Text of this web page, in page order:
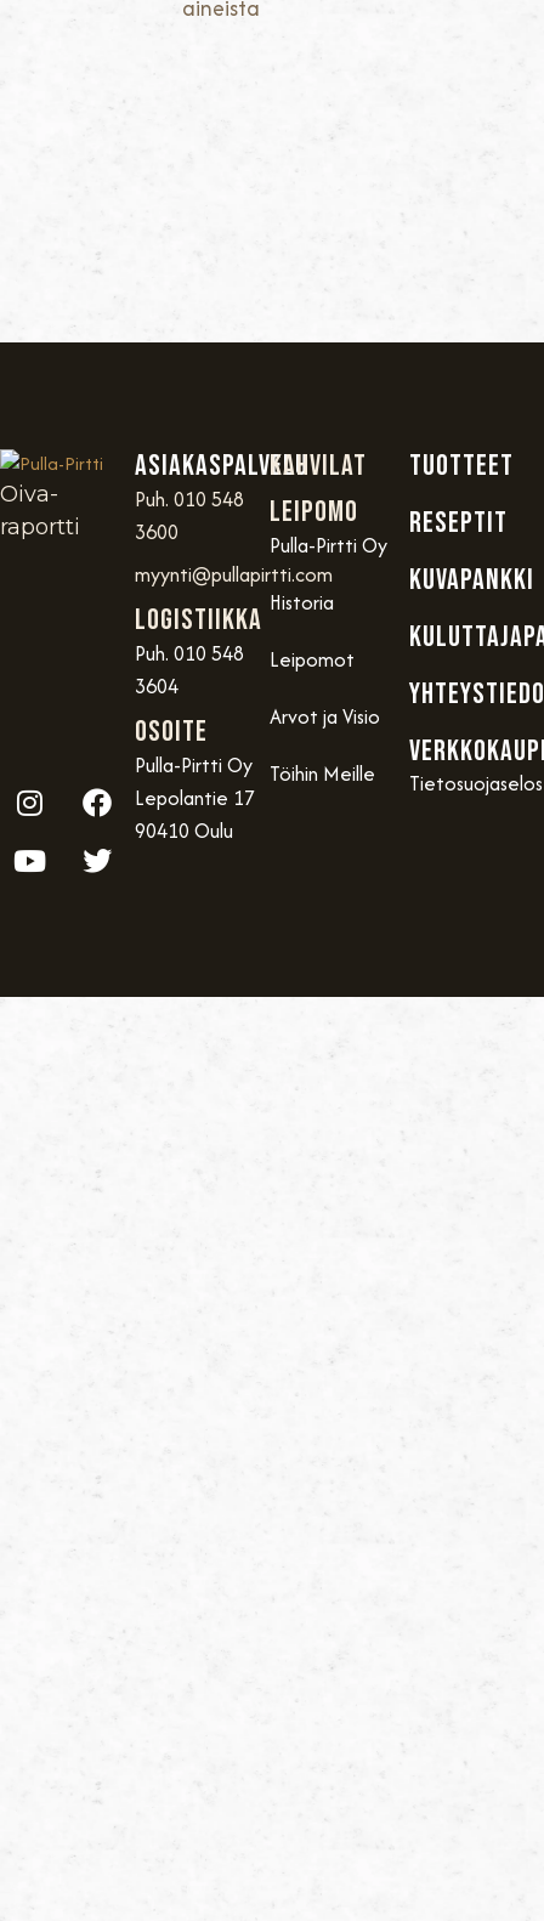
aineista
Oiva-
raportti
Asiakaspalvelu
Puh. 010 548
3600
myynti@pullapirtti.com
Logistiikka
Puh. 010 548
3604
OSOITE
Pulla-Pirtti Oy
Lepolantie 17
90410 Oulu
Kahvilat
Leipomo
Pulla-Pirtti Oy
Historia
Leipomot
Arvot ja Visio
Töihin Meille
TUOTTEET
RESEPTIT
KUVAPANKKI